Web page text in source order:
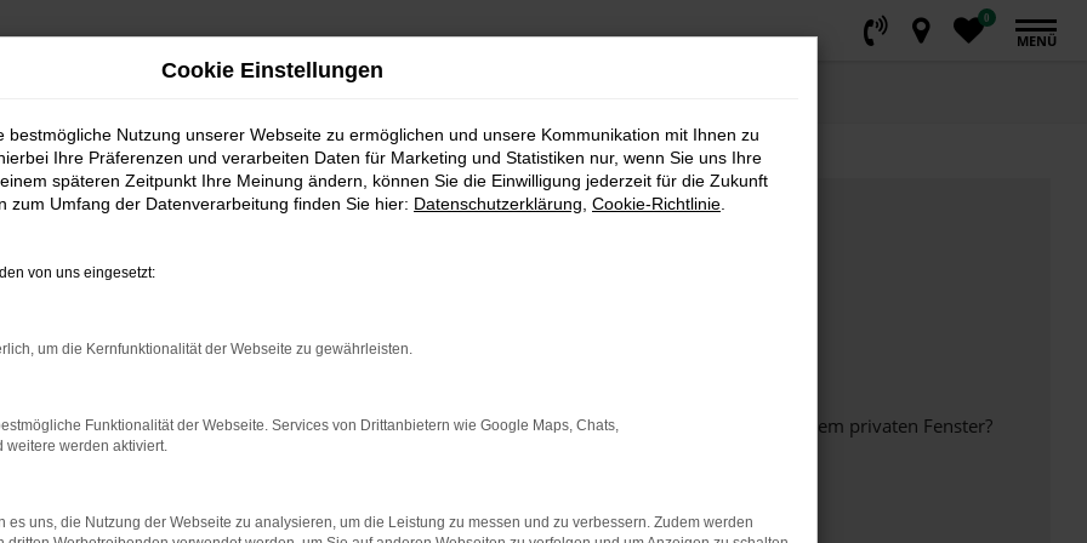
0
MENÜ
bestimmter Seiten verhindern. Funktioniert die Seite in einem anderen Browser oder in einem privaten Fenster?
beheben.
auf dem neuesten Stand sind.
Cookie Einstellungen
bestmögliche Nutzung unserer Webseite zu ermöglichen und unsere Kommunikation mit Ihnen zu
Ihre Präferenzen und verarbeiten Daten für Marketing und Statistiken nur, wenn Sie uns Ihre
späteren Zeitpunkt Ihre Meinung ändern, können Sie die Einwilligung jederzeit für die Zukunft
zum Umfang der Datenverarbeitung finden Sie hier: Datenschutzerklärung Cookie-Richtlinie
von uns eingesetzt:
um die Kernfunktionalität der Webseite zu gewährleisten.
Funktionalität der Webseite. Services von Drittanbietern wie Google Maps, Chats,
weitere werden aktiviert.
es uns, die Nutzung der Webseite zu analysieren, um die Leistung zu messen und zu verbessern. Zudem werden